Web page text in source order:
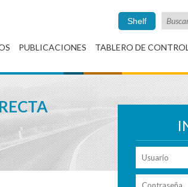
Shelf
PUBLICACIONES TABLERO DE CONTROL